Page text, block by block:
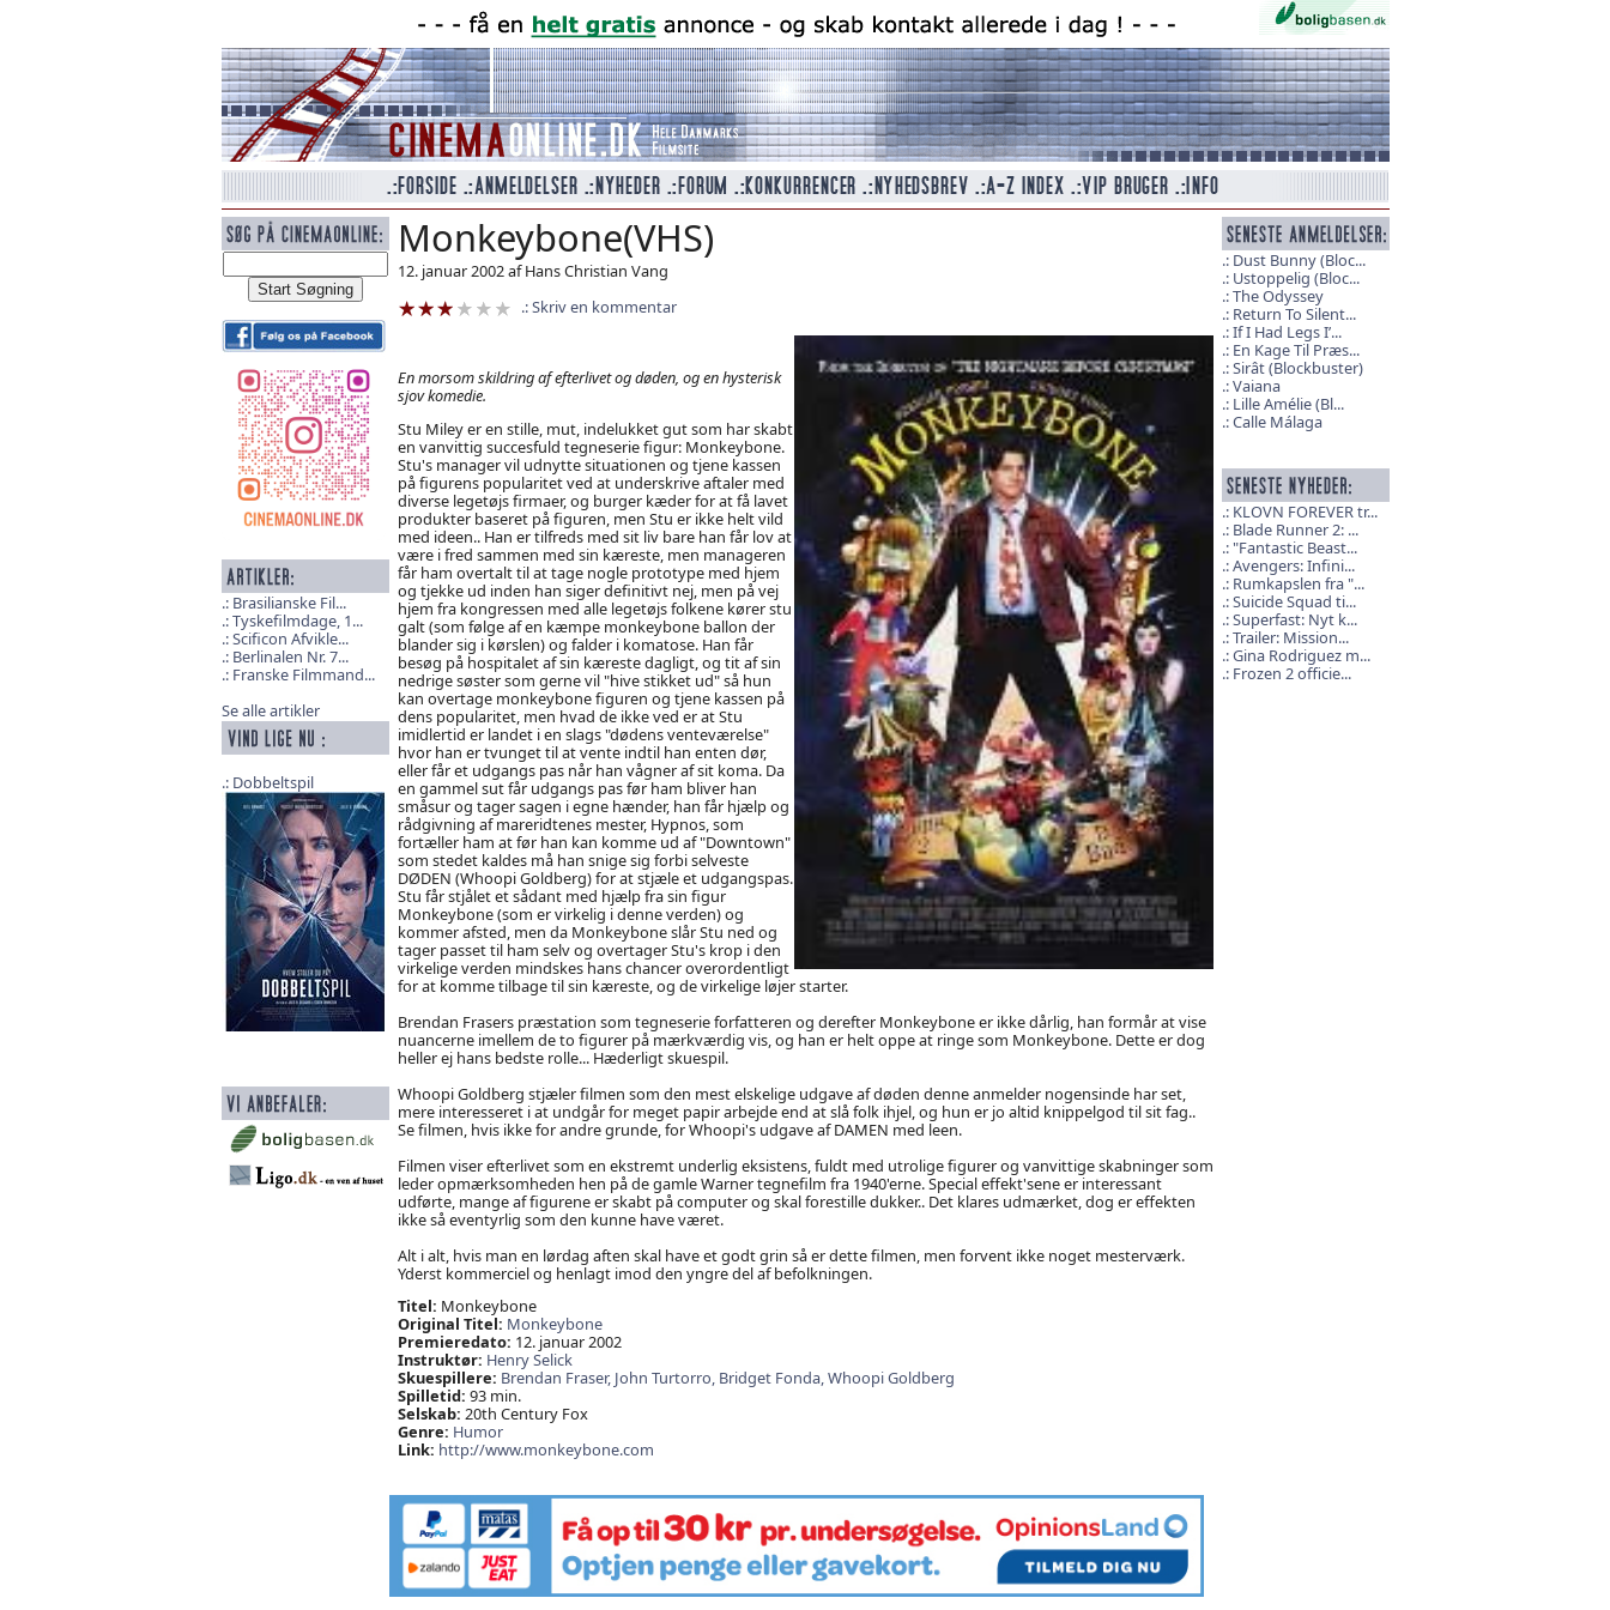
Brasilianske Fil...
Tyskefilmdage, 1...
Scificon Afvikle...
Berlinalen Nr. 7...
Franske Filmmand...
Se alle artikler
Dobbeltspil
Monkeybone(VHS)
12. januar 2002 af Hans Christian Vang
Skriv en kommentar
En morsom skildring af efterlivet og døden, og en hysterisk
sjov komedie.
Stu Miley er en stille, mut, indelukket gut som har skabt
en vanvittig succesfuld tegneserie figur: Monkeybone.
Stu's manager vil udnytte situationen og tjene kassen
på figurens popularitet ved at underskrive aftaler med
diverse legetøjs firmaer, og burger kæder for at få lavet
produkter baseret på figuren, men Stu er ikke helt vild
med ideen.. Han er tilfreds med sit liv bare han får lov at
være i fred sammen med sin kæreste, men manageren
får ham overtalt til at tage nogle prototype med hjem
og tjekke ud inden han siger definitivt nej, men på vej
hjem fra kongressen med alle legetøjs folkene kører stu
galt (som følge af en kæmpe monkeybone ballon der
blander sig i kørslen) og falder i komatose. Han får
besøg på hospitalet af sin kæreste dagligt, og tit af sin
nedrige søster som gerne vil "hive stikket ud" så hun
kan overtage monkeybone figuren og tjene kassen på
dens popularitet, men hvad de ikke ved er at Stu
imidlertid er landet i en slags "dødens venteværelse"
hvor han er tvunget til at vente indtil han enten dør,
eller får et udgangs pas når han vågner af sit koma. Da
en gammel sut får udgangs pas før ham bliver han
småsur og tager sagen i egne hænder, han får hjælp og
rådgivning af mareridtenes mester, Hypnos, som
fortæller ham at før han kan komme ud af "Downtown"
som stedet kaldes må han snige sig forbi selveste
DØDEN (Whoopi Goldberg) for at stjæle et udgangspas.
Stu får stjålet et sådant med hjælp fra sin figur
Monkeybone (som er virkelig i denne verden) og
kommer afsted, men da Monkeybone slår Stu ned og
tager passet til ham selv og overtager Stu's krop i den
virkelige verden mindskes hans chancer overordentligt
for at komme tilbage til sin kæreste, og de virkelige løjer starter.
Brendan Frasers præstation som tegneserie forfatteren og derefter Monkeybone er ikke dårlig, han formår at vise
nuancerne imellem de to figurer på mærkværdig vis, og han er helt oppe at ringe som Monkeybone. Dette er dog
heller ej hans bedste rolle... Hæderligt skuespil.
Whoopi Goldberg stjæler filmen som den mest elskelige udgave af døden denne anmelder nogensinde har set,
mere interesseret i at undgår for meget papir arbejde end at slå folk ihjel, og hun er jo altid knippelgod til sit fag..
Se filmen, hvis ikke for andre grunde, for Whoopi's udgave af DAMEN med leen.
Filmen viser efterlivet som en ekstremt underlig eksistens, fuldt med utrolige figurer og vanvittige skabninger som
leder opmærksomheden hen på de gamle Warner tegnefilm fra 1940'erne. Special effekt'sene er interessant
udførte, mange af figurene er skabt på computer og skal forestille dukker.. Det klares udmærket, dog er effekten
ikke så eventyrlig som den kunne have været.
Alt i alt, hvis man en lørdag aften skal have et godt grin så er dette filmen, men forvent ikke noget mesterværk.
Yderst kommerciel og henlagt imod den yngre del af befolkningen.
Titel: Monkeybone
Original Titel: Monkeybone
Premieredato: 12. januar 2002
Instruktør: Henry Selick
Skuespillere: Brendan Fraser, John Turtorro, Bridget Fonda,Whoopi Goldberg
Spilletid: 93 min.
Selskab: 20th Century Fox
Genre: Humor
Link: http://www.monkeybone.com
Dust Bunny (Bloc...
Ustoppelig (Bloc...
The Odyssey
Return To Silent...
If I Had Legs I’...
En Kage Til Præs...
Sirât (Blockbuster)
Vaiana
Lille Amélie (Bl...
Calle Málaga
KLOVN FOREVER tr...
Blade Runner 2: ...
"Fantastic Beast...
Avengers: Infini...
Rumkapslen fra "...
Suicide Squad ti...
Superfast: Nyt k...
Trailer: Mission...
Gina Rodriguez m...
Frozen 2 officie...